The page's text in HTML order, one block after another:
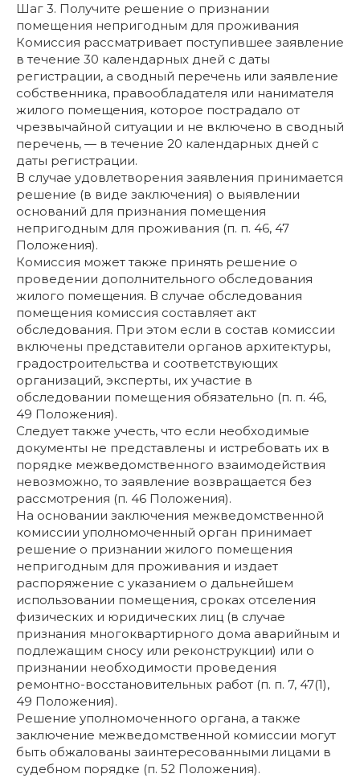
Шаг 3. Получите решение о признании
помещения непригодным для проживания
Комиссия рассматривает поступившее заявление
в течение 30 календарных дней с даты
регистрации, а сводный перечень или заявление
собственника, правообладателя или нанимателя
жилого помещения, которое пострадало от
чрезвычайной ситуации и не включено в сводный
перечень, — в течение 20 календарных дней с
даты регистрации.
В случае удовлетворения заявления принимается
решение (в виде заключения) о выявлении
оснований для признания помещения
непригодным для проживания (п. п. 46, 47
Положения).
Комиссия может также принять решение о
проведении дополнительного обследования
жилого помещения. В случае обследования
помещения комиссия составляет акт
обследования. При этом если в состав комиссии
включены представители органов архитектуры,
градостроительства и соответствующих
организаций, эксперты, их участие в
обследовании помещения обязательно (п. п. 46,
49 Положения).
Следует также учесть, что если необходимые
документы не представлены и истребовать их в
порядке межведомственного взаимодействия
невозможно, то заявление возвращается без
рассмотрения (п. 46 Положения).
На основании заключения межведомственной
комиссии уполномоченный орган принимает
решение о признании жилого помещения
непригодным для проживания и издает
распоряжение с указанием о дальнейшем
использовании помещения, сроках отселения
физических и юридических лиц (в случае
признания многоквартирного дома аварийным и
подлежащим сносу или реконструкции) или о
признании необходимости проведения
ремонтно-восстановительных работ (п. п. 7, 47(1),
49 Положения).
Решение уполномоченного органа, а также
заключение межведомственной комиссии могут
быть обжалованы заинтересованными лицами в
судебном порядке (п. 52 Положения).